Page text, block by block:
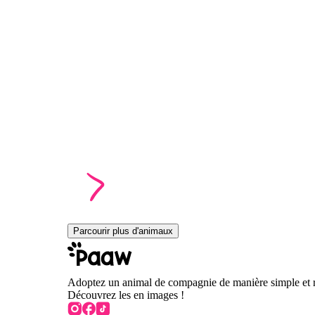
Parcourir plus d'animaux
Adoptez un animal de compagnie de manière simple et
Découvrez les en images !